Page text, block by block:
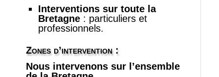
Interventions sur toute la
Bretagne: particuliers et
professionnels.
Zones d’intervention :
Nous intervenons sur l’ensemble